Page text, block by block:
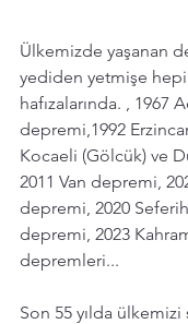
Ülkemizde yaşanan
yediden yetmişe
hafızalarında. , 1967
depremi,1992
Kocaeli (Gölcük) ve
2011 Van depremi,
depremi, 2020
depremi, 2023
depremleri...
Son 55 yılda